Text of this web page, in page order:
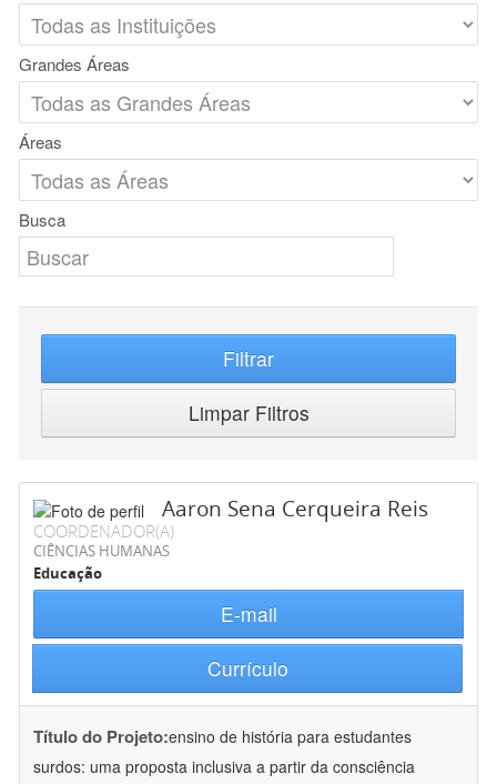
Grandes Áreas
Áreas
Busca
Filtrar
Limpar Filtros
Aaron Sena Cerqueira Reis
COORDENADOR(A)
CIÊNCIAS HUMANAS
Educação
E-mail
Currículo
Título do Projeto:ensino de história para estudantes
surdos: uma proposta inclusiva a partir da consciência